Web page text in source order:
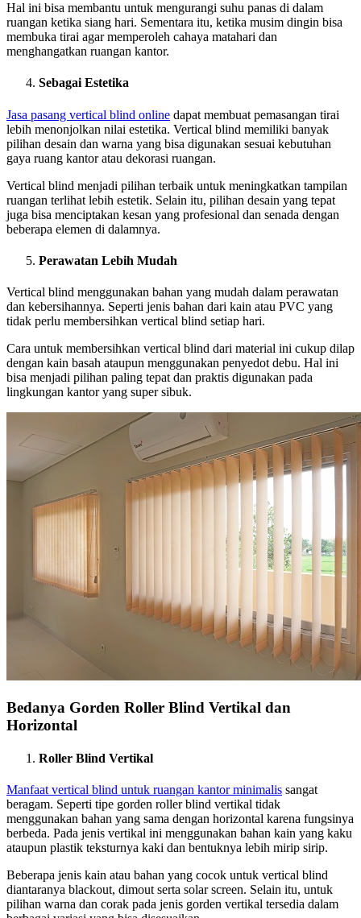
Hal ini bisa membantu untuk mengurangi suhu panas di dalam
ruangan ketika siang hari. Sementara itu, ketika musim dingin bisa
membuka tirai agar memperoleh cahaya matahari dan
menghangatkan ruangan kantor.
Sebagai Estetika
Jasa pasang vertical blind online dapat membuat pemasangan tirai
lebih menonjolkan nilai estetika. Vertical blind memiliki banyak
pilihan desain dan warna yang bisa digunakan sesuai kebutuhan
gaya ruang kantor atau dekorasi ruangan.
Vertical blind menjadi pilihan terbaik untuk meningkatkan tampilan
ruangan terlihat lebih estetik. Selain itu, pilihan desain yang tepat
juga bisa menciptakan kesan yang profesional dan senada dengan
beberapa elemen di dalamnya.
Perawatan Lebih Mudah
Vertical blind menggunakan bahan yang mudah dalam perawatan
dan kebersihannya. Seperti jenis bahan dari kain atau PVC yang
tidak perlu membersihkan vertical blind setiap hari.
Cara untuk membersihkan vertical blind dari material ini cukup dilap
dengan kain basah ataupun menggunakan penyedot debu. Hal ini
bisa menjadi pilihan paling tepat dan praktis digunakan pada
lingkungan kantor yang super sibuk.
Bedanya Gorden Roller Blind Vertikal dan
Horizontal
Roller Blind Vertikal
Manfaat vertical blind untuk ruangan kantor minimalis sangat
beragam. Seperti tipe gorden roller blind vertikal tidak
menggunakan bahan yang sama dengan horizontal karena fungsinya
berbeda. Pada jenis vertikal ini menggunakan bahan kain yang kaku
ataupun plastik teksturnya kaki dan bentuknya lebih mirip sirip.
Beberapa jenis kain atau bahan yang cocok untuk vertical blind
diantaranya blackout, dimout serta solar screen. Selain itu, untuk
pilihan warna dan corak pada jenis gorden vertikal tersedia dalam